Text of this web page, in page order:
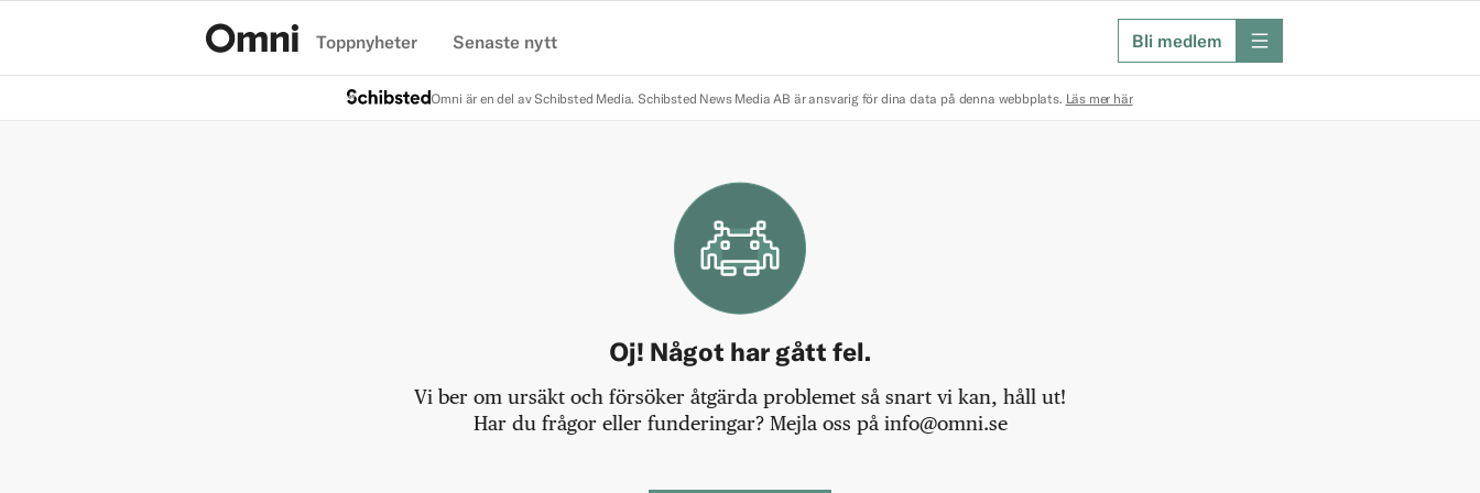
Toppnyheter Senaste nytt Bli medlem meny
Omni är en del av Schibsted Media. Schibsted News Media AB är ansvarig för dina data på denna webbplats. Läs mer här
Oj! Något har gått fel.
Vi ber om ursäkt och försöker åtgärda problemet så snart vi kan, håll ut!
Har du frågor eller funderingar? Mejla oss på info@omni.se